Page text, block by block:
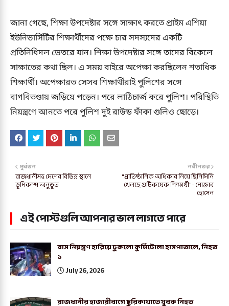
জানা গেছে, শিক্ষা উপদেষ্টার সঙ্গে সাক্ষাৎ করতে প্রাইম এশিয়া
ইউনিভার্সিটির শিক্ষার্থীদের পক্ষে চার সদস্যদের একটি
প্রতিনিধিদল ভেতরে যান। শিক্ষা উপদেষ্টার সঙ্গে তাদের বিকেলে
সাক্ষাতের কথা ছিল। এ সময় বাইরে অপেক্ষা করছিলেন শতাধিক
শিক্ষার্থী। অপেক্ষারত সেসব শিক্ষার্থীরাই পুলিশের সঙ্গে
বাগবিতণ্ডায় জড়িয়ে পড়েন। পরে লাঠিচার্জ করে পুলিশ। পরিস্থিতি
নিয়ন্ত্রণে আনতে পরে পুলিশ দুই রাউন্ড ফাঁকা গুলিও ছোড়ে।
নবীনতর
"প্রাতিষ্ঠানিক অধিকার নিয়ে ছিনিমিনি
খেলছে গুটিকয়েক শিক্ষার্থী"- মোক্তার
হোসেন
পূর্বতন
রাজধানীসহ দেশের বিভিন্ন স্থানে
ভূমিকম্প অনুভূত
এই পোস্টগুলি আপনার ভাল লাগতে পারে
বাস নিয়ন্ত্রণ হারিয়ে ঢুকলো কুর্মিটোলা হাসপাতালে, নিহত
১
July 26, 2026
রাজধানীর হাজারীবাগে ছুরিকাঘাতে যুবক নিহত